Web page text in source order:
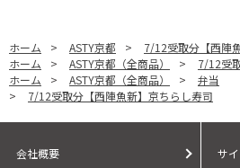
ホーム > ASTY京都 >
7/12受取分【西陣
ホーム
> ASTY京都（全商品） >
7/12受
ホーム
> ASTY京都（全商品） >
弁当
>
7/12受取分【西陣魚新】京ちらし寿司
会社概要 サ